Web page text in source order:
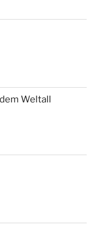
Weltall